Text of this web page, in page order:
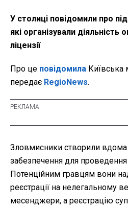
У столиці повідомили про
які організували діяльність
ліцензії
Про це повідомила Київська
передає RegioNews.
Зловмисники створили вдома
забезпечення для проведення
Потенційним гравцям вони
реєстрації на нелегальному
месенджери, а реєстрацію